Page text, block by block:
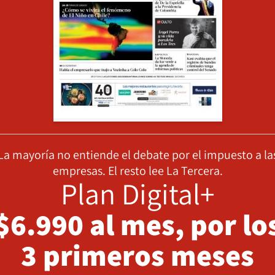
mayoría no entiende el debate por el impuesto a
empresas. El resto lee La Tercera.
Plan Digital+
al mes, por
3 primeros meses